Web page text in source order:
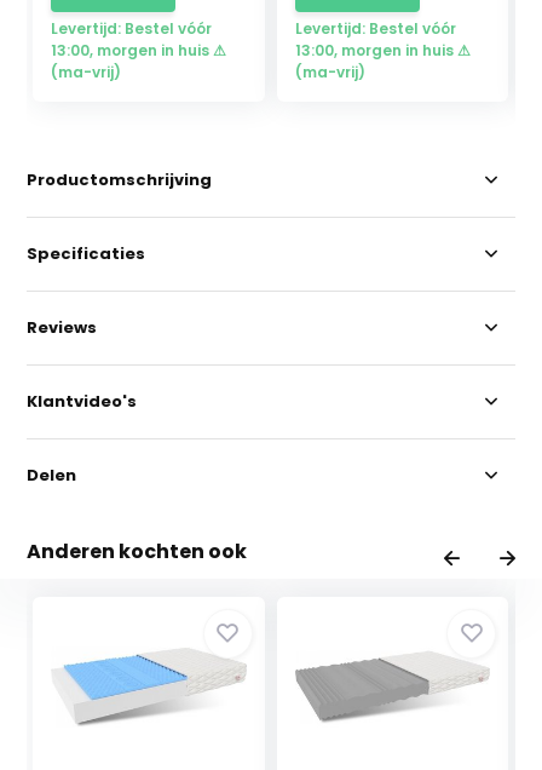
Levertijd: Bestel vóór
13:00, morgen in huis ⚠
(ma-vrij)
Levertijd: Bestel vóór
13:00, morgen in huis ⚠
(ma-vrij)
Productomschrijving
Specificaties
Reviews
Klantvideo's
Delen
Anderen kochten ook